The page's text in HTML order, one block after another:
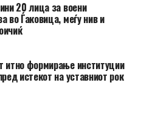
20 лица за воени
во Ѓаковица, меѓу нив и
итно формирање институции
истекот на уставниот рок